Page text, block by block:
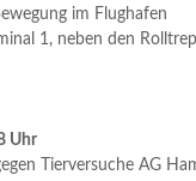
im Flughafen
1, neben den
Uhr
Tierversuche AG